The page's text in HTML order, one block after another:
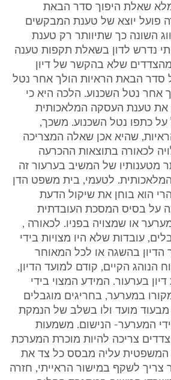
שאלת היפוך סדר הבאת
פועל יוצא של טענת המבקשים
השונה כך שתיוותר רק טענת
נדרש לדון בשאלת תקפות טענה
שלא בהקשר של דיון
סדר הבאת הראיות הולך אחר נטל
אחר נטל השכנוע. הלכה היא כי
טענת העסקה המלאכותית
על כתפו נטל השכנוע. משכך,
שהיא אכן שאלה המצריכה
לכאורה בתוצאות ההכרעה
מטענותיו של המשיב בערעור זה
לטעמי, בית משפט הדן
הוא בוחן את שיקול הדעת
על בסיס המסכת העובדתית
או שמצויה בפניו. לכאורה ,
עובדות שלא היו מצויות בידי
בהשגה או לכל המאוחר
הנוהג הקיים, קודם למועד הדיון,
בערעור. המידע המצוי בידי
במערער, בחריגים מוגבלים
מבעוד מועד ולו בשלב של הנמקת
המערער- הנישום. משמעות
צריכה להיות מוכרת המערכת
המשפטית עליה מבסס כל צד את
צריך לשקף במישור הראייתי, חזרה